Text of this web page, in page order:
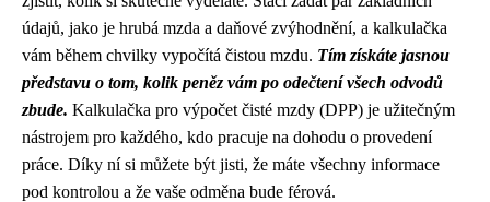
údajů, jako je hrubá mzda a daňové zvýhodnění, a kalkulačka
vám během chvilky vypočítá čistou mzdu. Tím získáte jasnou
představu o tom, kolik peněz vám po odečtení všech odvodů
zbude. Kalkulačka pro výpočet čisté mzdy (DPP) je užitečným
nástrojem pro každého, kdo pracuje na dohodu o provedení
práce. Díky ní si můžete být jisti, že máte všechny informace
pod kontrolou a že vaše odměna bude férová.